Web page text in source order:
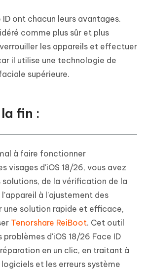
ID ont chacun leurs avantages.
comme plus sûr et plus
les appareils et effectuer
il utilise une technologie de
supérieure.
fin :
à faire fonctionner
visages d'iOS 18/26, vous avez
solutions, de la vérification de la
à l'ajustement des
une solution rapide et efficace,
Tenorshare ReiBoot. Cet outil
problèmes d'iOS 18/26 Face ID
en un clic, en traitant à
logiciels et les erreurs système